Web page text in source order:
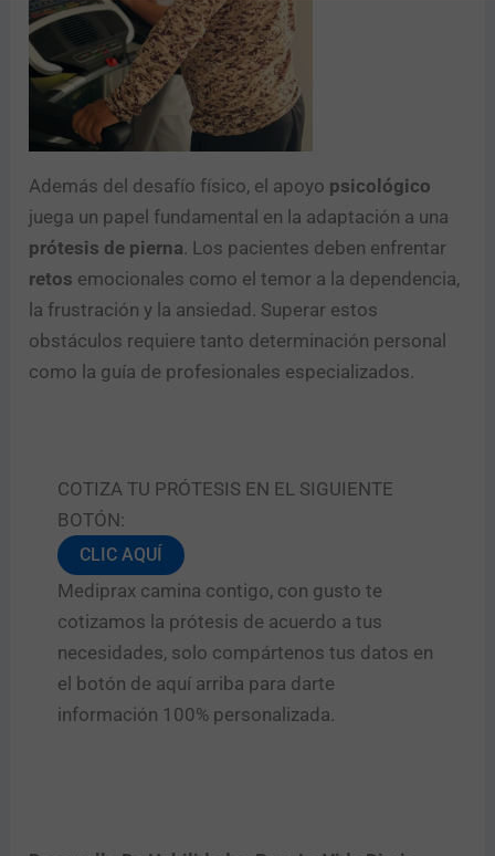
Además del desafío físico, el apoyo psicológico
juega un papel fundamental en la adaptación a una
prótesis de pierna. Los pacientes deben enfrentar
retos emocionales como el temor a la dependencia,
la frustración y la ansiedad. Superar estos
obstáculos requiere tanto determinación personal
como la guía de profesionales especializados.
COTIZA TU PRÓTESIS EN EL SIGUIENTE
BOTÓN:
CLIC AQUÍ
Mediprax camina contigo, con gusto te
cotizamos la prótesis de acuerdo a tus
necesidades, solo compártenos tus datos en
el botón de aquí arriba para darte
información 100% personalizada.
t
a
c
t
Enviar